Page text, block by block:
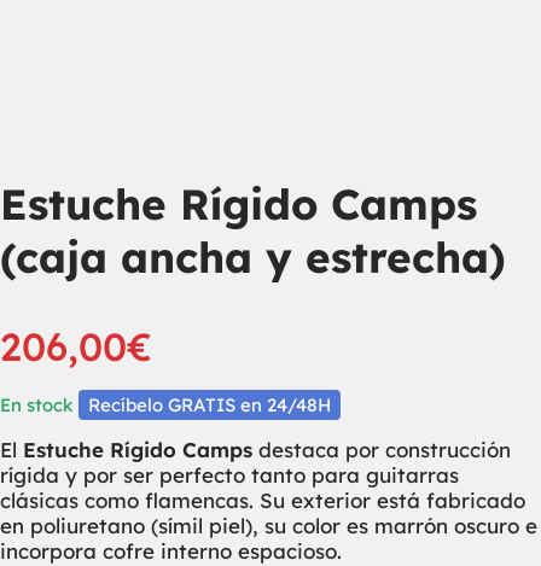
Estuche Rígido Camps
(caja ancha y estrecha)
206,00€
En stock Recíbelo GRATIS en 24/48H
El Estuche Rígido Camps destaca por construcción
rígida y por ser perfecto tanto para guitarras
clásicas como flamencas. Su exterior está fabricado
en poliuretano (símil piel), su color es marrón oscuro e
incorpora cofre interno espacioso.